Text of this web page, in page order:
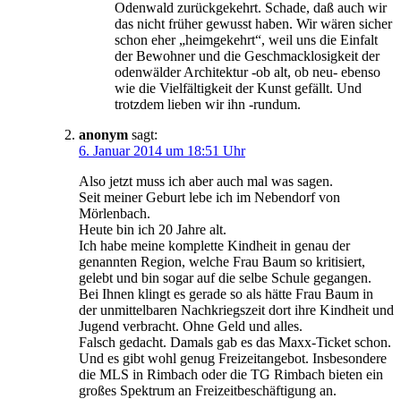
Odenwald zurückgekehrt. Schade, daß auch wir
das nicht früher gewusst haben. Wir wären sicher
schon eher „heimgekehrt“, weil uns die Einfalt
der Bewohner und die Geschmacklosigkeit der
odenwälder Architektur -ob alt, ob neu- ebenso
wie die Vielfältigkeit der Kunst gefällt. Und
trotzdem lieben wir ihn -rundum.
anonym sagt:
6. Januar 2014 um 18:51 Uhr
Also jetzt muss ich aber auch mal was sagen.
Seit meiner Geburt lebe ich im Nebendorf von
Mörlenbach.
Heute bin ich 20 Jahre alt.
Ich habe meine komplette Kindheit in genau der
genannten Region, welche Frau Baum so kritisiert,
gelebt und bin sogar auf die selbe Schule gegangen.
Bei Ihnen klingt es gerade so als hätte Frau Baum in
der unmittelbaren Nachkriegszeit dort ihre Kindheit und
Jugend verbracht. Ohne Geld und alles.
Falsch gedacht. Damals gab es das Maxx-Ticket schon.
Und es gibt wohl genug Freizeitangebot. Insbesondere
die MLS in Rimbach oder die TG Rimbach bieten ein
großes Spektrum an Freizeitbeschäftigung an.